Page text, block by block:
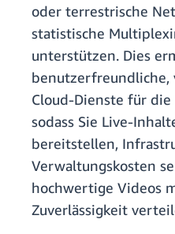
oder terrestrische
statistische
unterstützen. Dies
Cloud-Dienste für
sodass Sie Live-
bereitstellen,
Verwaltungskosten
hochwertige Videos
Zuverlässigkeit